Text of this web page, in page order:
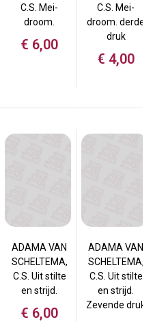
C.S. Mei-
droom.
€ 6,00
C.S. Mei-
droom. derde
druk
€ 4,00
ADAMA VAN
SCHELTEMA,
C.S. Uit stilte
en strijd.
€ 6,00
ADAMA VAN
SCHELTEMA,
C.S. Uit stilte
en strijd.
Zevende druk